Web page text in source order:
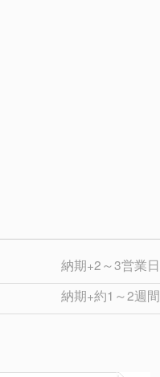
納期+2～3営業日
納期+約1～2週間